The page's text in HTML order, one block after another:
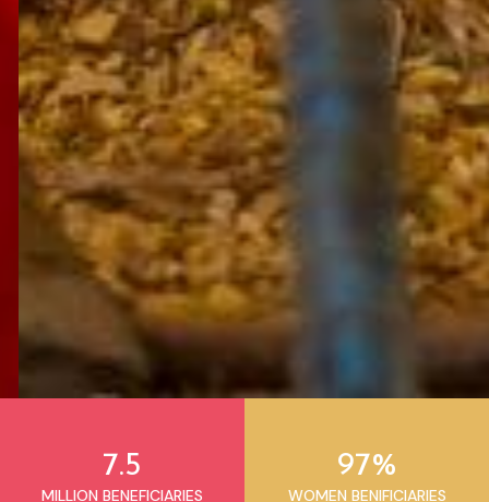
7.5
MILLION BENEFICIARIES
97%
WOMEN BENIFICIARIES